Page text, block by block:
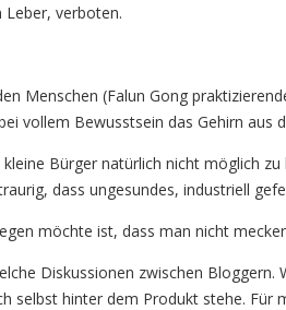
Leber, verboten.
Menschen (Falun Gong
vollem Bewusstsein das Gehirn aus
Bürger natürlich nicht möglich
dass ungesundes, industriell
möchte ist, dass man nicht
Diskussionen zwischen Bloggern.
selbst hinter dem Produkt stehe.